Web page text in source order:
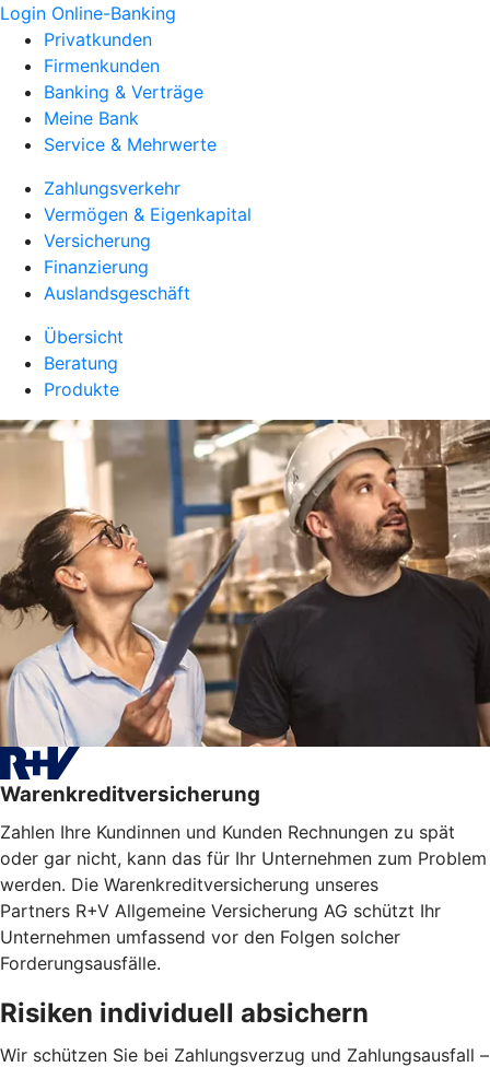
Login Online-Banking
Privatkunden
Firmenkunden
Banking & Verträge
Meine Bank
Service & Mehrwerte
Zahlungsverkehr
Vermögen & Eigenkapital
Versicherung
Finanzierung
Auslandsgeschäft
Übersicht
Beratung
Produkte
Warenkreditversicherung
Zahlen Ihre Kundinnen und Kunden Rechnungen zu spät
oder gar nicht, kann das für Ihr Unternehmen zum Problem
werden. Die Warenkreditversicherung unseres
Partners R+V Allgemeine Versicherung AG schützt Ihr
Unternehmen umfassend vor den Folgen solcher
Forderungsausfälle.
Risiken individuell absichern
Wir schützen Sie bei Zahlungsverzug und Zahlungsausfall –